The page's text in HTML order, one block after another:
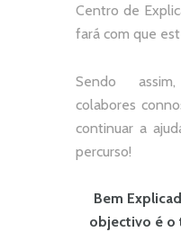
Centro de
fará com que
Sendo
colabores
continuar a
percurso!
Bem
objectivo é o